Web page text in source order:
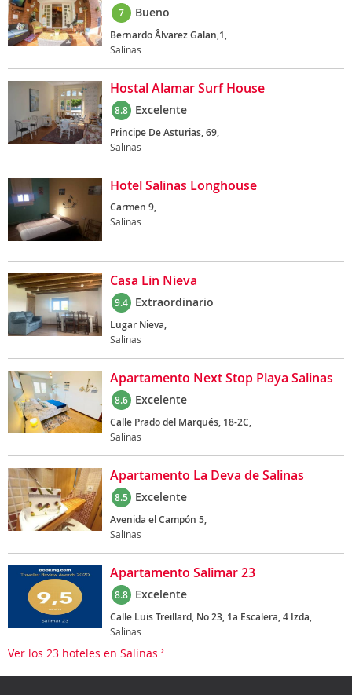
7 Bueno
Bernardo Âlvarez Galan,1,
Salinas
Hostal Alamar Surf House
8.8 Excelente
Principe De Asturias, 69,
Salinas
Hotel Salinas Longhouse
Carmen 9,
Salinas
Casa Lin Nieva
9.4 Extraordinario
Lugar Nieva,
Salinas
Apartamento Next Stop Playa Salinas
8.6 Excelente
Calle Prado del Marqués, 18-2C,
Salinas
Apartamento La Deva de Salinas
8.5 Excelente
Avenida el Campón 5,
Salinas
Apartamento Salimar 23
8.8 Excelente
Calle Luis Treillard, No 23, 1a Escalera, 4 Izda,
Salinas
Ver los 23 hoteles en Salinas